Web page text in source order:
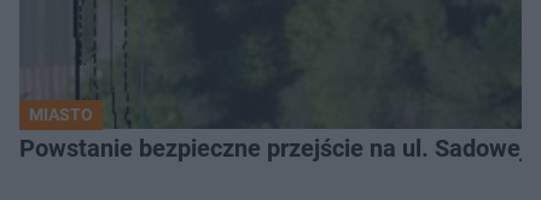
MIASTO